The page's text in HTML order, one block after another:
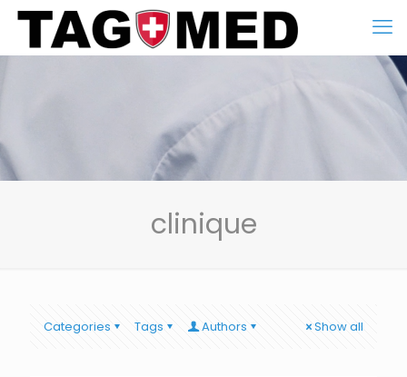
clinique
Categories Tags Authors Show all